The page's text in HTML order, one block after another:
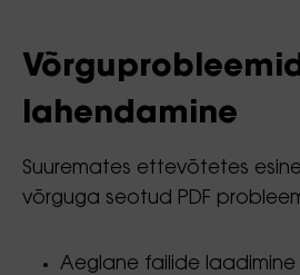
lahendamine
Suuremates ettevõtetes
võrguga seotud PDF
Aeglane failide laadimine